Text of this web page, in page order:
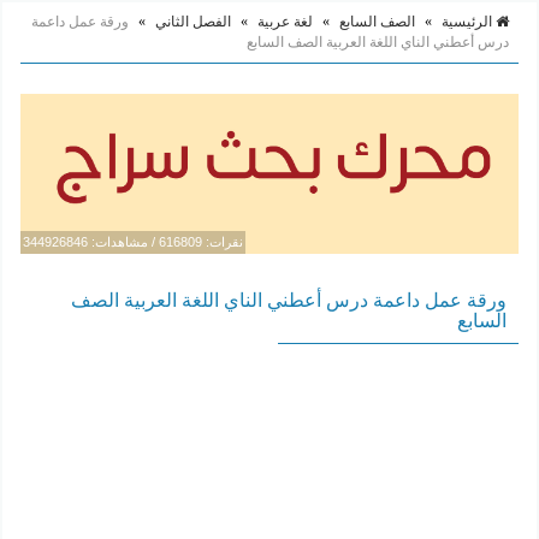
الرئيسية » الصف السابع » لغة عربية » الفصل الثاني »
ورقة عمل داعمة
درس أعطني الناي اللغة العربية الصف السابع
نقرات: 616809 / مشاهدات: 344926846
ورقة عمل داعمة درس أعطني الناي اللغة العربية الصف
السابع